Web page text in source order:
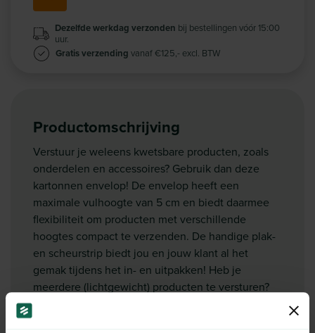
Dezelfde werkdag verzonden bij bestellingen vóór 15:00
uur.
Gratis verzending vanaf €125,- excl. BTW
Productomschrijving
Verstuur je weleens kwetsbare producten, zoals
onderdelen en accessoires? Gebruik dan deze
kartonnen envelop! De envelop heeft een
maximale vulhoogte van 5 cm en biedt daarmee
flexibiliteit om producten met verschillende
hoogtes compact te verzenden. De handige plak-
en scheurstrip biedt jou en jouw klant al het
gemak tijdens het in- en uitpakken! Heb je
meerdere (lichtgewicht) producten te versturen?